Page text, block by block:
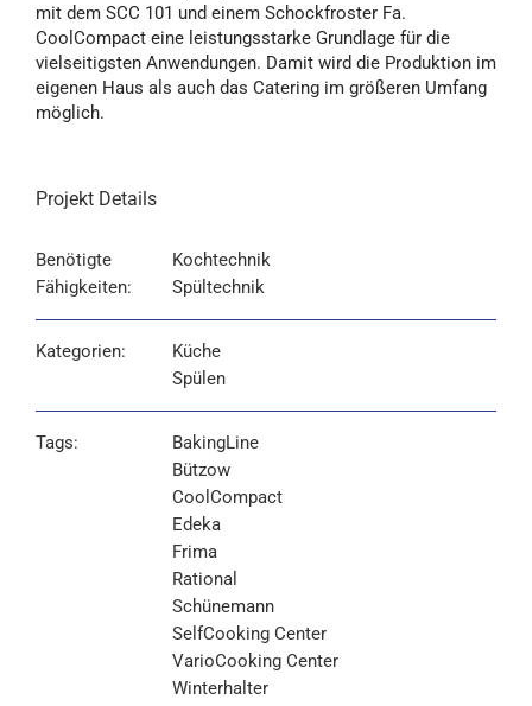
mit dem SCC 101 und einem Schockfroster Fa.
CoolCompact eine leistungsstarke Grundlage für die
vielseitigsten Anwendungen. Damit wird die Produktion im
eigenen Haus als auch das Catering im größeren Umfang
möglich.
Projekt Details
Benötigte
Fähigkeiten:
Kochtechnik
Spültechnik
Kategorien:
Küche
Spülen
Tags:
BakingLine
Bützow
CoolCompact
Edeka
Frima
Rational
Schünemann
SelfCooking Center
VarioCooking Center
Winterhalter